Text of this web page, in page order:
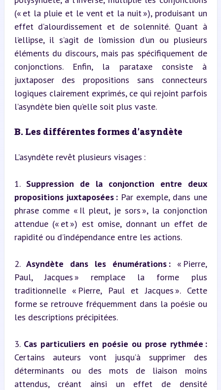
(« et la pluie et le vent et la nuit »), produisant un
effet d’alourdissement et de solennité. Quant à
l’ellipse, il s’agit de l’omission d’un ou plusieurs
éléments du discours, mais pas spécifiquement de
conjonctions. Enfin, la parataxe consiste à
juxtaposer des propositions sans connecteurs
logiques clairement exprimés, ce qui rejoint parfois
l’asyndète bien qu’elle soit plus vaste.
B. Les différentes formes d’asyndète
L’asyndète revêt plusieurs visages :
1. Suppression de la conjonction entre deux
propositions juxtaposées : Par exemple, dans une
phrase comme « Il pleut, je sors », la conjonction
attendue (« et ») est omise, donnant un effet de
rapidité ou d’indépendance entre les actions.
2. Asyndète dans les énumérations : « Pierre,
Paul, Jacques » remplace la forme plus
traditionnelle « Pierre, Paul et Jacques ». Cette
forme se retrouve fréquemment dans la poésie ou
les descriptions précipitées.
3. Cas particuliers en poésie ou prose rythmée :
Certains auteurs vont jusqu’à supprimer des
déterminants ou des mots de liaison moins
attendus, créant ainsi un effet de densité